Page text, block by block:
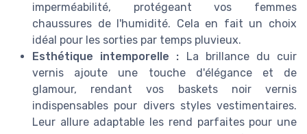
imperméabilité, protégeant vos femmes
chaussures de l'humidité. Cela en fait un choix
idéal pour les sorties par temps pluvieux.
Esthétique intemporelle : La brillance du cuir
vernis ajoute une touche d'élégance et de
glamour, rendant vos baskets noir vernis
indispensables pour divers styles vestimentaires.
Leur allure adaptable les rend parfaites pour une